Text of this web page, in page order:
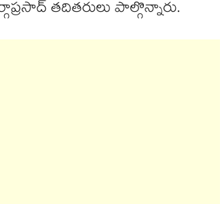
తదితరులు పాల్గొన్నారు.